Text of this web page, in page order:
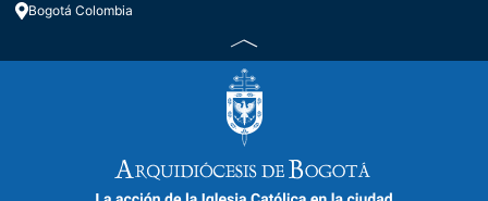
Bogotá Colombia